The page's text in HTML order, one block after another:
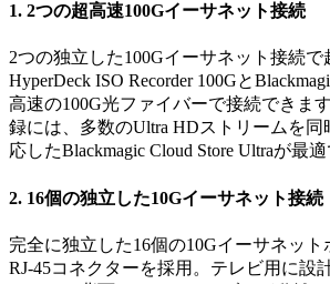
1. 2つの超高速100Gイーサネット接続
2つの独立した100Gイーサネット接続で
HyperDeck ISO Recorder 100Gと
高速の100G光ファイバーで接続できま
録には、多数のUltra HDストリームを
応したBlackmagic Cloud Store Ultraが最適
2. 16個の独立した10Gイーサネット接続
完全に独立した16個の10Gイーサネッ
RJ-45コネクターを採用。テレビ用に設